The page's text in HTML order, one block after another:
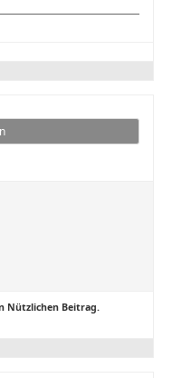
Nützlichen Beitrag.